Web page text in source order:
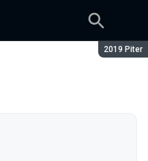
Сезон:
2019 Piter